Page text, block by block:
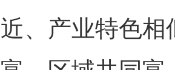
近、产业特色